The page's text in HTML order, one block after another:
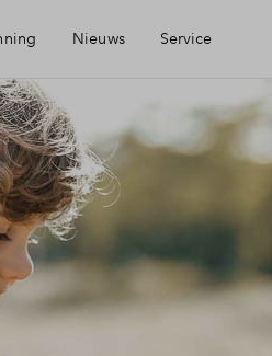
Nieuws Service
Mijn Eigen Huis
Financiering
Financiële check